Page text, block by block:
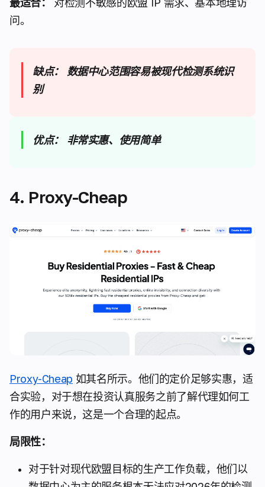
问。
缺点：
数据中心范围容易被现代检测系统识
别
优点： 非常实惠、使用简单
4. Proxy-Cheap
Proxy-Cheap 如其名所示。他们的定价足够实惠，适
合实验，对于想在投资认真服务之前了解代理如何工
作的用户来说，这是一个合理的起点。
局限性：
对于针对现代欧盟目标的生产工作负载，他们以